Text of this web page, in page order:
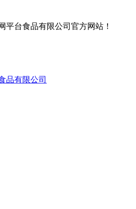
平台食品有限公司官方网站！